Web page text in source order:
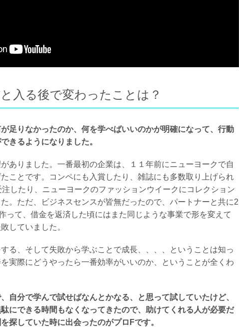
入る後で変わったことは？
足りなかったのか、何を学べばいいのかが明確になって、行動
きるようになりました。
ありました。一番最初の企業は、１１年前にニューヨークで自
ことです。コンペにも入賞したり、雑誌にも多数取り上げられ
したり、ニューヨークのファッションウイークにコレクション
。ただ、ビジネスセンスが皆無だったので、パートナーと共に2
って、借金を返済した頃にはまた同じような事業で形を変えて
していました。
る、そして失敗から学ぶことで成長、、、、ということは知っ
実際にどうやったら一番効率がいいのか、ということが全くわ
自分で学んで試せばなんとかなる、と思って試していたけど、
にできる時間もなくなってきたので、助けてくれる人が必要だ
探していた時に出会ったのがプロFです。